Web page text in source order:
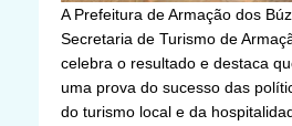
A Prefeitura de Armação dos
Secretaria de Turismo de
celebra o resultado e destaca
uma prova do sucesso das
do turismo local e da